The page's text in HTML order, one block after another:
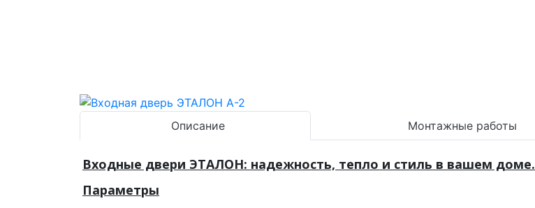
Описание Монтажные работы
Входные двери ЭТАЛОН: надежность, тепло и стиль в вашем доме.
Параметры